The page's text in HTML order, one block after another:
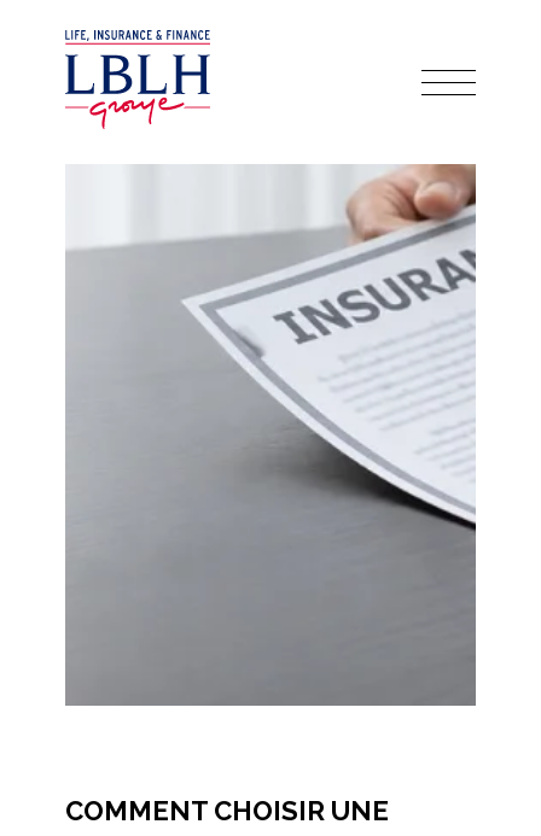
COMMENT CHOISIR UNE